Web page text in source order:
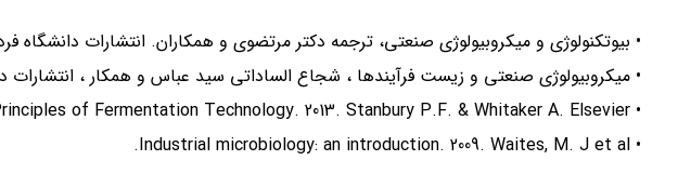
• بیوتکنولوژی و میکروبیولوژی صنعتی، ترجمه دکتر مرتضوی و همکاران. انتشارات دانشگاه
• میکروبیولوژی صنعتی و زیست فرآیندها ، شجاع الساداتی سید عباس و همکار ،
• Principles of Fermentation Technology. 2013. Stanbury P.F. & Whitaker A. Elsevier.
• Industrial microbiology: an introduction. 2009. Waites, M. J et al.